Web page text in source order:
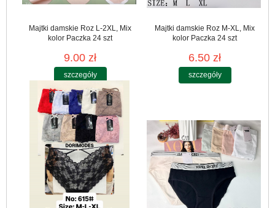
Majtki damskie Roz L-2XL, Mix
kolor Paczka 24 szt
9.00 zł
szczegóły
Majtki damskie Roz M-XL, Mix
kolor Paczka 24 szt
6.50 zł
szczegóły